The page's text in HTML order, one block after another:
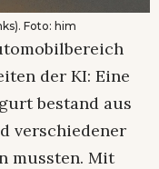
Foto: him
der KI: Eine
bestand aus
verschiedener
mussten. Mit